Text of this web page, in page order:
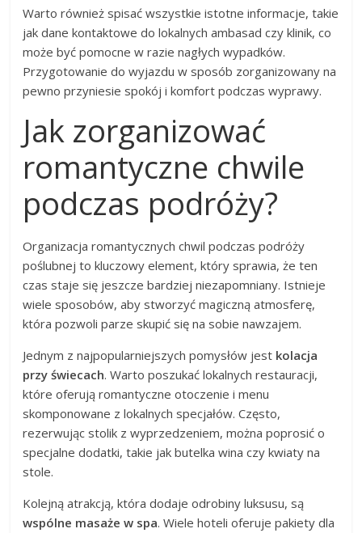
Warto również spisać wszystkie istotne informacje, takie
jak dane kontaktowe do lokalnych ambasad czy klinik, co
może być pomocne w razie nagłych wypadków.
Przygotowanie do wyjazdu w sposób zorganizowany na
pewno przyniesie spokój i komfort podczas wyprawy.
Jak zorganizować
romantyczne chwile
podczas podróży?
Organizacja romantycznych chwil podczas podróży
poślubnej to kluczowy element, który sprawia, że ten
czas staje się jeszcze bardziej niezapomniany. Istnieje
wiele sposobów, aby stworzyć magiczną atmosferę,
która pozwoli parze skupić się na sobie nawzajem.
Jednym z najpopularniejszych pomysłów jest kolacja
przy świecach. Warto poszukać lokalnych restauracji,
które oferują romantyczne otoczenie i menu
skomponowane z lokalnych specjałów. Często,
rezerwując stolik z wyprzedzeniem, można poprosić o
specjalne dodatki, takie jak butelka wina czy kwiaty na
stole.
Kolejną atrakcją, która dodaje odrobiny luksusu, są
wspólne masaże w spa. Wiele hoteli oferuje pakiety dla